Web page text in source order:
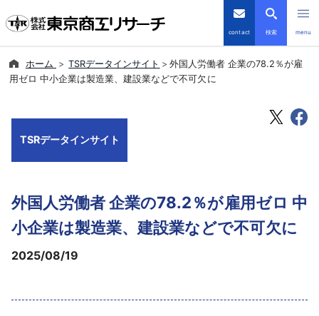
contact 検索 menu
倒産・注目企業情報
会社案内
導入事例
ホーム TSRデータインサイト
外国人労働者 企業の78.2％が雇
用ゼロ 中小企業は製造業、建設業などで不可欠に
TSRデータインサイト
外国人労働者 企業の78.2％が雇用ゼロ 中
小企業は製造業、建設業などで不可欠に
2025/08/19